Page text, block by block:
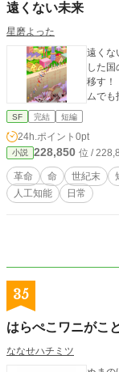
遠くない未来
星磨よった
遠くな
した
移す！ ※小説家になろう、エブリスタ、ノベリズム、カクヨ
ムでも
SF 完結 短編
24h.ポイント 0pt
小説 228,850 位 /
革命 命 世紀末
人工知能
日常
35
はらぺこワニがこ
ななせハチミツ